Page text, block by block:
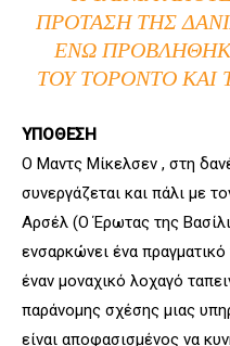
ΠΡΌΤΑΣΗ ΤΗΣ
ΕΝΏ
ΤΟΥ ΤΟΡΌΝΤΟ ΚΑΙ
ΥΠΟΘΕΣΗ
Ο Μαντς Μίκελσεν , στη
συνεργάζεται και πάλι με
Αρσέλ (Ο Έρωτας της
ενσαρκώνει ένα
έναν μοναχικό λοχαγό
παράνομης σχέσης μιας
είναι αποφασισμένος να